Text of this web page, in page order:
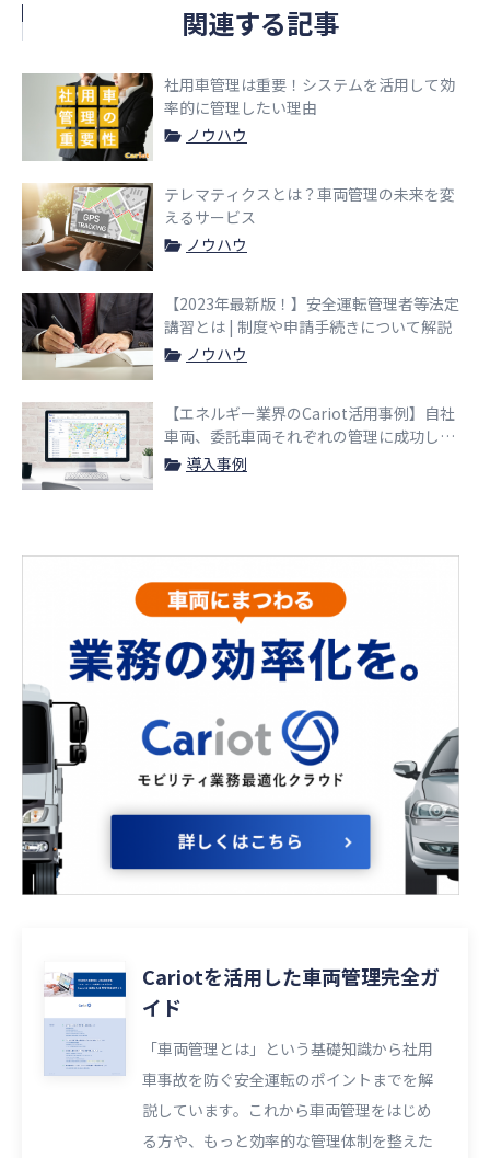
関連する記事
社用車管理は重要！システムを活用して効
率的に管理したい理由
ノウハウ
テレマティクスとは？車両管理の未来を変
えるサービス
ノウハウ
【2023年最新版！】安全運転管理者等法定
講習とは | 制度や申請手続きについて解説
ノウハウ
【エネルギー業界のCariot活用事例】自社
車両、委託車両それぞれの管理に成功した
事例導入事例
Cariotを活用した車両管理完全ガ
イド
「車両管理とは」という基礎知識から社用
車事故を防ぐ安全運転のポイントまでを解
説しています。これから車両管理をはじめ
る方や、もっと効率的な管理体制を整えた